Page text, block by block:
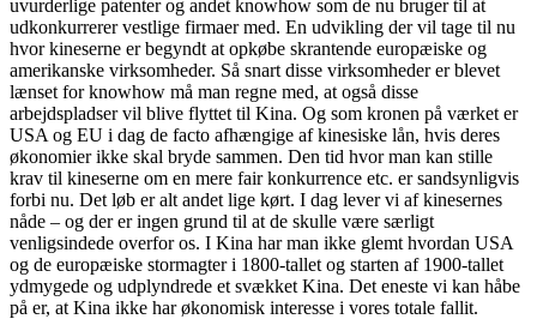
uvurderlige patenter og andet knowhow som de nu bruger til at
udkonkurrerer vestlige firmaer med. En udvikling der vil tage til nu
hvor kineserne er begyndt at opkøbe skrantende europæiske og
amerikanske virksomheder. Så snart disse virksomheder er blevet
lænset for knowhow må man regne med, at også disse
arbejdspladser vil blive flyttet til Kina. Og som kronen på værket er
USA og EU i dag de facto afhængige af kinesiske lån, hvis deres
økonomier ikke skal bryde sammen. Den tid hvor man kan stille
krav til kineserne om en mere fair konkurrence etc. er sandsynligvis
forbi nu. Det løb er alt andet lige kørt. I dag lever vi af kinesernes
nåde – og der er ingen grund til at de skulle være særligt
venligsindede overfor os. I Kina har man ikke glemt hvordan USA
og de europæiske stormagter i 1800-tallet og starten af 1900-tallet
ydmygede og udplyndrede et svækket Kina. Det eneste vi kan håbe
på er, at Kina ikke har økonomisk interesse i vores totale fallit.